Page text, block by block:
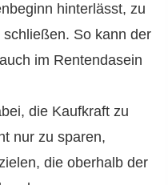
hinterlässt, zu
So kann der
im Rentendasein
die Kaufkraft zu
nur zu sparen,
die oberhalb der